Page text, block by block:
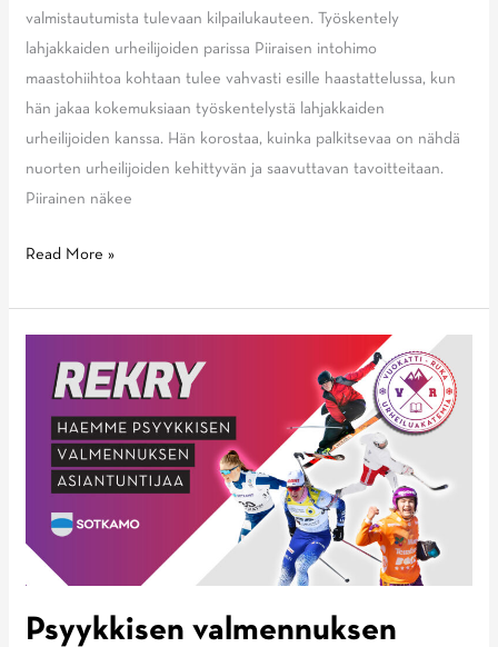
valmistautumista tulevaan kilpailukauteen. Työskentely
lahjakkaiden urheilijoiden parissa Piiraisen intohimo
maastohiihtoa kohtaan tulee vahvasti esille haastattelussa, kun
hän jakaa kokemuksiaan työskentelystä lahjakkaiden
urheilijoiden kanssa. Hän korostaa, kuinka palkitsevaa on nähdä
nuorten urheilijoiden kehittyvän ja saavuttavan tavoitteitaan.
Piirainen näkee
Jussi
avaa:
maajoukkueet
valmistautuvat
maastohiihdon
kilpailukauteen
Read More »
Psyykkisen valmennuksen